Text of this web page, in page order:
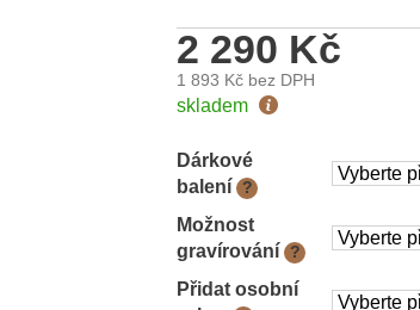
2 290 Kč
1 893 Kč bez DPH
Měrná
skladem
Dárkové
balení
?
Možnost
gravírování
?
Přidat osobní